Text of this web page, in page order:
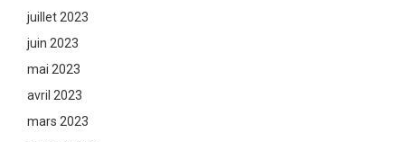
juillet 2023
juin 2023
mai 2023
avril 2023
mars 2023